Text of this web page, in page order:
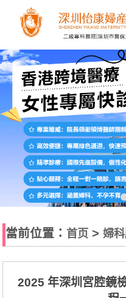
當前位置： 首页 >婦
2025 年深圳宮腔鏡